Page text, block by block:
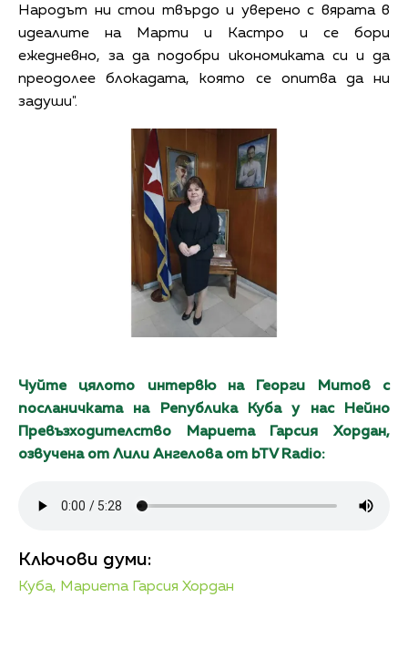
Народът ни стои твърдо и уверено с вярата в
идеалите на Марти и Кастро и се бори
ежедневно, за да подобри икономиката си и да
преодолее блокадата, която се опитва да ни
задуши".
Чуйте цялото интервю на Георги Митов с
посланичката на Република Куба у нас Нейно
Превъзходителство Мариета Гарсия Хордан,
озвучена от Лили Ангелова от bTV Radio:
Ключови думи:
Куба, Мариета Гарсия Хордан